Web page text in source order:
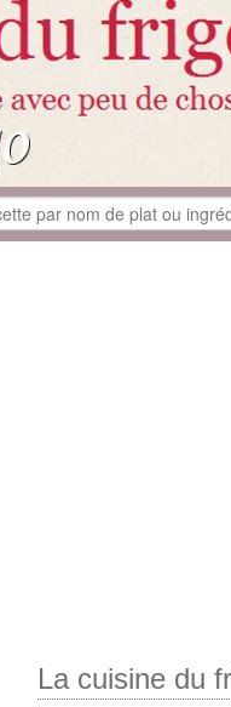
La cuisine du